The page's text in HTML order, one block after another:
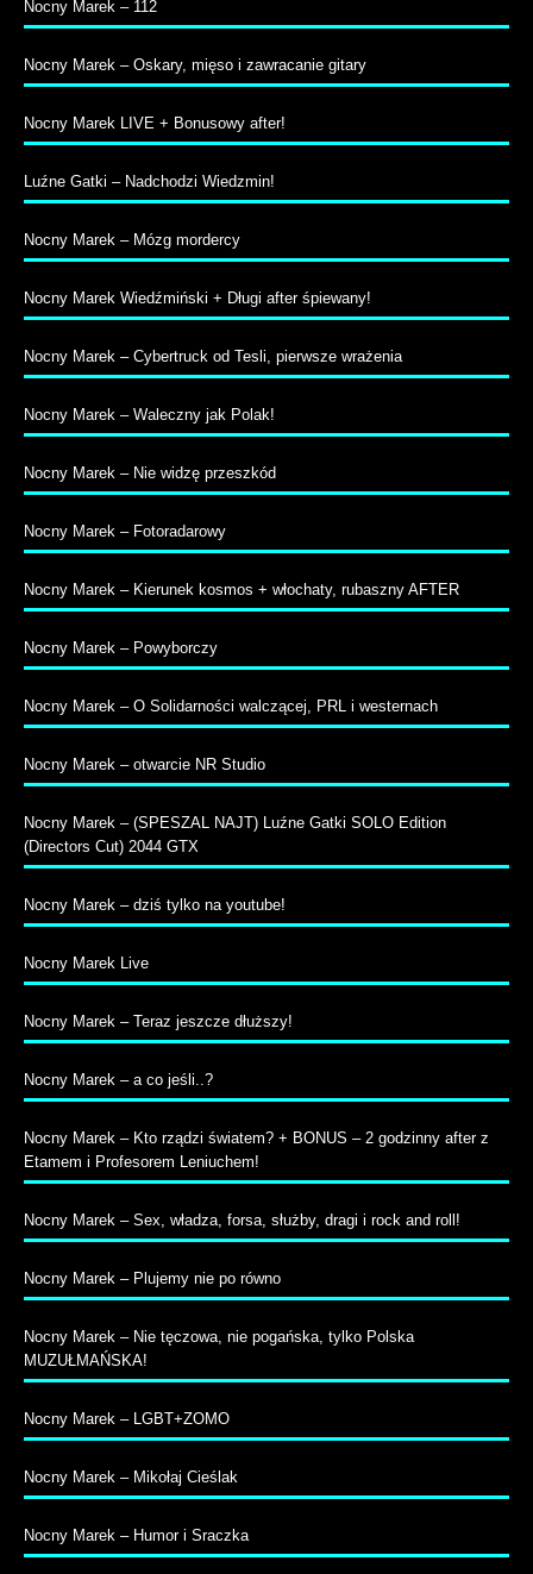
Nocny Marek – 112
Nocny Marek – Oskary, mięso i zawracanie gitary
Nocny Marek LIVE + Bonusowy after!
Luźne Gatki – Nadchodzi Wiedzmin!
Nocny Marek – Mózg mordercy
Nocny Marek Wiedźmiński + Długi after śpiewany!
Nocny Marek – Cybertruck od Tesli, pierwsze wrażenia
Nocny Marek – Waleczny jak Polak!
Nocny Marek – Nie widzę przeszkód
Nocny Marek – Fotoradarowy
Nocny Marek – Kierunek kosmos + włochaty, rubaszny AFTER
Nocny Marek – Powyborczy
Nocny Marek – O Solidarności walczącej, PRL i westernach
Nocny Marek – otwarcie NR Studio
Nocny Marek – (SPESZAL NAJT) Luźne Gatki SOLO Edition
(Directors Cut) 2044 GTX
Nocny Marek – dziś tylko na youtube!
Nocny Marek Live
Nocny Marek – Teraz jeszcze dłuższy!
Nocny Marek – a co jeśli..?
Nocny Marek – Kto rządzi światem? + BONUS – 2 godzinny after z
Etamem i Profesorem Leniuchem!
Nocny Marek – Sex, władza, forsa, służby, dragi i rock and roll!
Nocny Marek – Plujemy nie po równo
Nocny Marek – Nie tęczowa, nie pogańska, tylko Polska
MUZUŁMAŃSKA!
Nocny Marek – LGBT+ZOMO
Nocny Marek – Mikołaj Cieślak
Nocny Marek – Humor i Sraczka